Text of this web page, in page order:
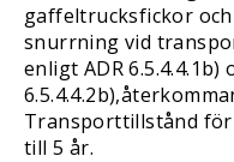
gaffeltrucksfickor
snurrning vid
enligt ADR 6.5.4.4.1b)
Transporttillstånd för
till 5 år.